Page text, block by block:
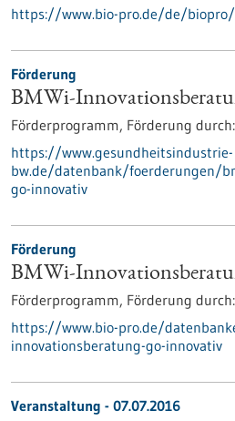
https://www.bio-pro.de/de/
Förderung
BMWi-
Förderprogramm, Förderung durch:
https://www.gesundheitsindustrie-
bw.de/datenbank/foerderungen/
go-innovativ
Förderung
BMWi-
Förderprogramm, Förderung durch:
https://www.bio-pro.de/
innovationsberatung-go-innovativ
Veranstaltung - 07.07.2016